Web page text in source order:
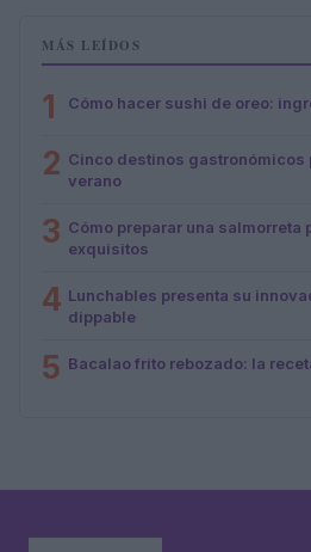
MÁS LEÍDOS
1 Cómo hacer sushi de oreo:
2 Cinco destinos gastronómicos
verano
3 Cómo preparar una salmorreta
exquisitos
4 Lunchables presenta su
dippable
5 Bacalao frito rebozado: la